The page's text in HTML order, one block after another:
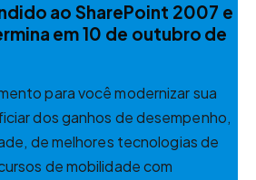
ao SharePoint 2007 e
em 10 de outubro de
para você modernizar sua
dos ganhos de desempenho,
de melhores tecnologias de
de mobilidade com